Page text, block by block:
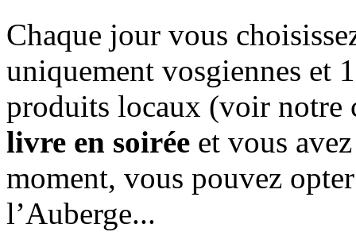
Chaque jour vous
uniquement vosgiennes et
produits locaux (voir notre
livre en soirée et vous
moment, vous pouvez
l’Auberge...